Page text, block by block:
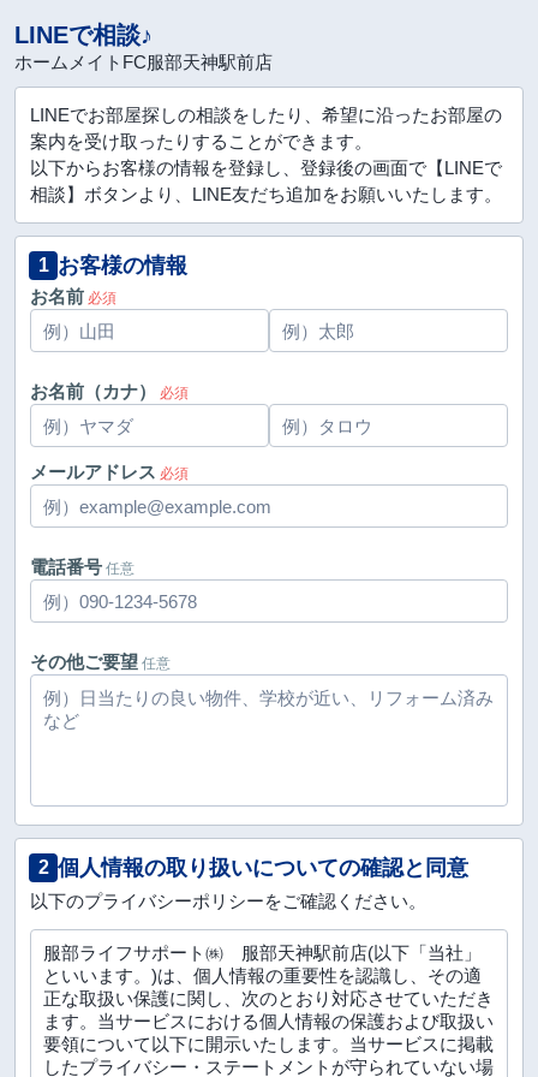
LINEで相談♪
ホームメイトFC服部天神駅前店
LINEでお部屋探しの相談をしたり、希望に沿ったお部屋の
案内を受け取ったりすることができます。
以下からお客様の情報を登録し、登録後の画面で【LINEで
相談】ボタンより、LINE友だち追加をお願いいたします。
1 お客様の情報
お名前 必須
お名前（カナ） 必須
メールアドレス 必須
電話番号 任意
その他ご要望 任意
2 個人情報の取り扱いについての確認と同意
以下のプライバシーポリシーをご確認ください。
服部ライフサポート㈱ 服部天神駅前店(以下「当社」
といいます。)は、個人情報の重要性を認識し、その適
正な取扱い保護に関し、次のとおり対応させていただき
ます。当サービスにおける個人情報の保護および取扱い
要領について以下に開示いたします。当サービスに掲載
したプライバシー・ステートメントが守られていない場